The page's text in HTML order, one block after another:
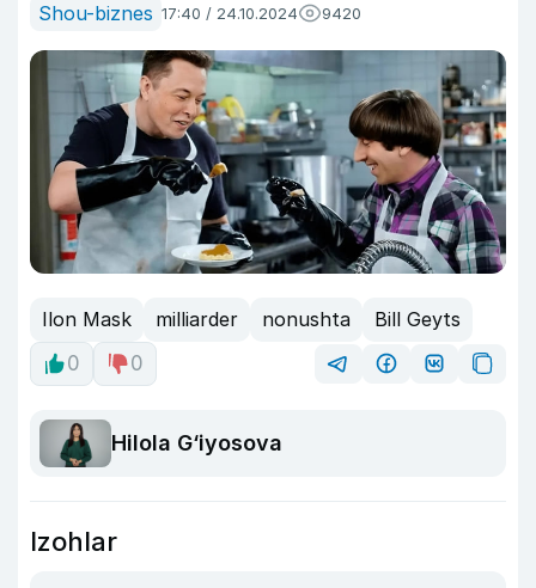
Shou-biznes 17:40 / 24.10.2024 9420
Ilon Mask milliarder nonushta
Bill Geyts
0
0
Hilola G‘iyosova
Izohlar